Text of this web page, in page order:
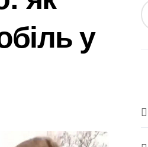
на фіктивну будівлю в
до 40 тисяч гривень і
чекає судові
для постраждалих від
опалення: експертний
у